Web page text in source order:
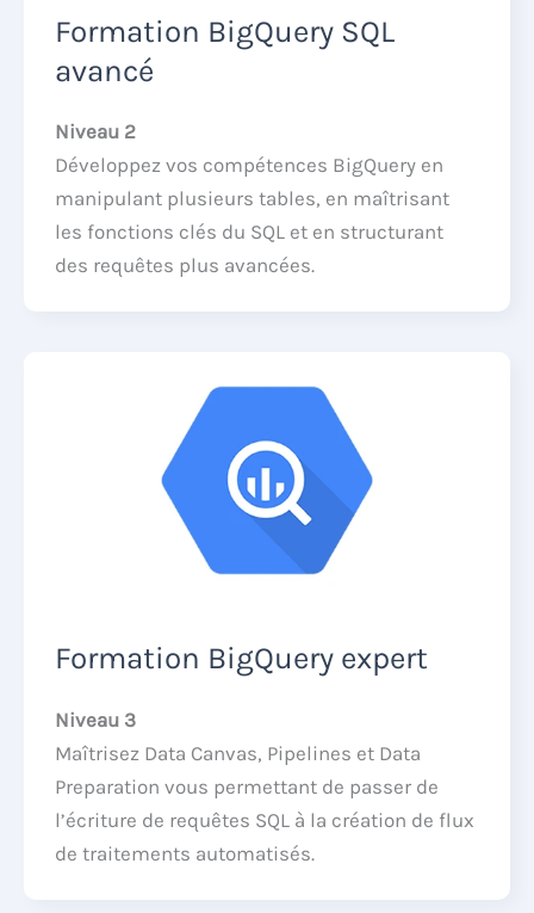
Formation BigQuery SQL
avancé
Niveau 2
Développez vos compétences BigQuery en
manipulant plusieurs tables, en maîtrisant
les fonctions clés du SQL et en structurant
des requêtes plus avancées.
Formation BigQuery expert
Niveau 3
Maîtrisez Data Canvas, Pipelines et Data
Preparation vous permettant de passer de
l’écriture de requêtes SQL à la création de flux
de traitements automatisés.